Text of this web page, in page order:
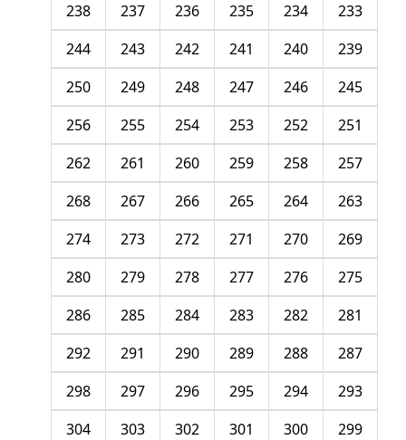
233
234
235
236
237
238
239
240
241
242
243
244
245
246
247
248
249
250
251
252
253
254
255
256
257
258
259
260
261
262
263
264
265
266
267
268
269
270
271
272
273
274
275
276
277
278
279
280
281
282
283
284
285
286
287
288
289
290
291
292
293
294
295
296
297
298
299
300
301
302
303
304